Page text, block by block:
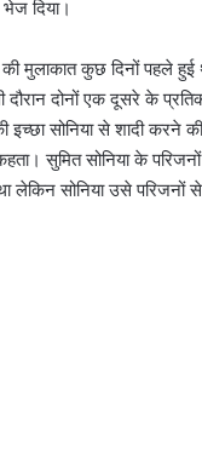
दिया।
की मुलाकात कुछ दिनों पहले
दोनों एक दूसरे के
सोनिया से शादी करने
सुमित सोनिया के
लेकिन सोनिया उसे परिजनों